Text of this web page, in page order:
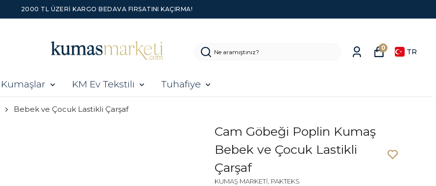
2000 TL ÜZERI KARGO BEDAVA FIRSATINI KAÇIRMA!
Kumaşlar KM Ev Tekstili Tuhafiye
0 TR
Bebek ve Çocuk Lastikli Çarşaf
Cam Göbeği Poplin Kumaş
Bebek ve Çocuk Lastikli
Çarşaf
KUMAŞ MARKETİ, PAKTEKS